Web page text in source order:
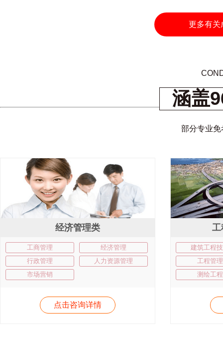
更多有关
涵盖
部分专业
经济管理类
工商管理
经济管理
行政管理
人力资源管理
市场营销
点击咨询详情
工
建筑工程
工程管理
测绘工程